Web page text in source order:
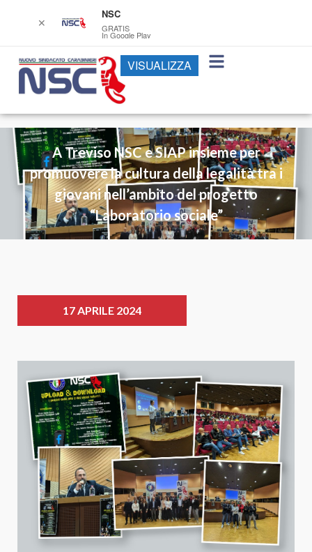
A Treviso NSC e SIAP insieme per
promuovere la cultura della legalità tra i
giovani nell’ambito del progetto
“Laboratorio sociale”
17 APRILE 2024
✕
NSC
GRATIS
In Google Play
VISUALIZZA